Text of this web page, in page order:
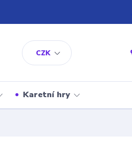
CZK
Karetní hry